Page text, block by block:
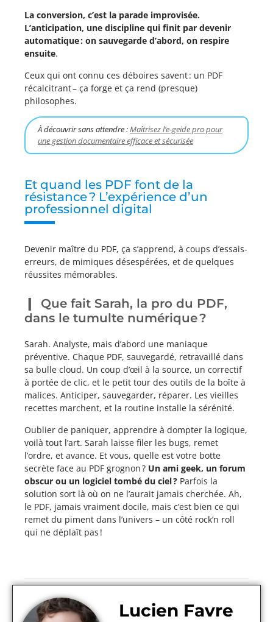
La conversion, c’est la parade improvisée.
L’anticipation, une discipline qui finit par devenir
automatique : on sauvegarde d’abord, on respire
ensuite.
Ceux qui ont connu ces déboires savent : un PDF
récalcitrant – ça forge et ça rend (presque)
philosophes.
À découvrir sans attendre :Maîtrisez l’e-geide pro pour
une gestion documentaire efficace et sécurisée
Et quand les PDF font de la
résistance ? L’expérience d’un
professionnel digital
Devenir maître du PDF, ça s’apprend, à coups d’essais-
erreurs, de mimiques désespérées, et de quelques
réussites mémorables.
Que fait Sarah, la pro du PDF,
dans le tumulte numérique ?
Sarah. Analyste, mais d’abord une maniaque
préventive. Chaque PDF, sauvegardé, retravaillé dans
sa bulle cloud. Un coup d’œil à la source, un correctif
à portée de clic, et le petit tour des outils de la boîte à
malices. Anticiper, sauvegarder, réparer. Les vieilles
recettes marchent, et la routine installe la sérénité.
Oublier de paniquer, apprendre à dompter la logique,
voilà tout l’art. Sarah laisse filer les bugs, remet
l’ordre, et avance. Et vous, quelle est votre botte
secrète face au PDF grognon ? Un ami geek, un forum
obscur ou un logiciel tombé du ciel ? Parfois la
solution sort là où on ne l’aurait jamais cherchée. Ah,
le PDF, jamais vraiment docile, mais c’est bien ce qui
remet du piment dans l’univers – un côté rock’n roll
qui ne déplaît pas !
Lucien Favre